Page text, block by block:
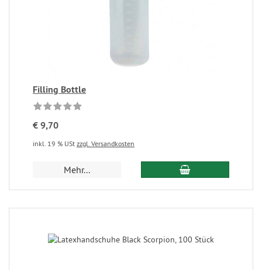
Filling Bottle
€ 9,70
inkl. 19 % USt zzgl. Versandkosten
Mehr...